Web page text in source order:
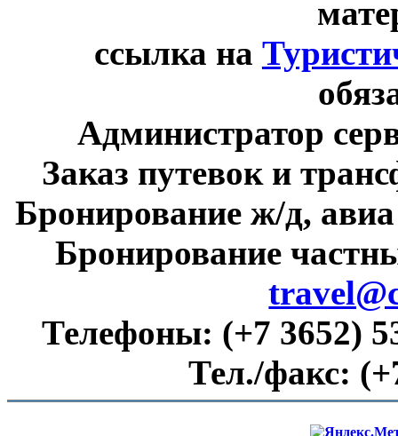
ссылка на
Администратор
Заказ путевок и
Бронирование ж/д,
Бронирование
Телефоны: (+7 3652)
Тел./факс: